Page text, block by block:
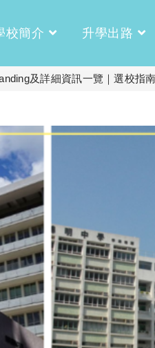
校簡介 升學出路
及詳細資訊一覽｜選校指南